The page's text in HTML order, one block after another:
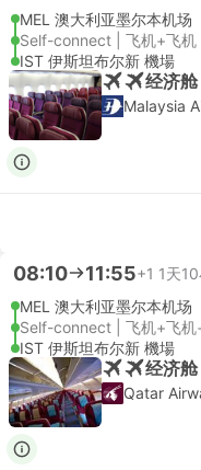
MEL 澳大利亚墨尔本机场
Self-connect | 飞机+飞机
IST 伊斯坦布尔新 機場
经济
Malaysia
08:10 11:55+1 1天
MEL 澳大利亚墨尔本机场
Self-connect | 飞机+飞机
IST 伊斯坦布尔新 機場
经济
Qatar